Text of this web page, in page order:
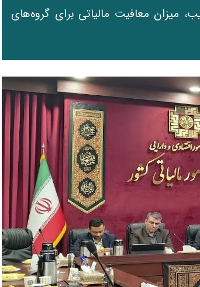
میزان معافیت مالیاتی برای گروه‌های